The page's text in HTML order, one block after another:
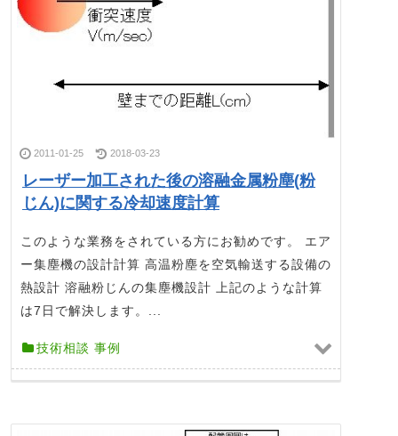
2011-01-25 2018-03-23
レーザー加工された後の溶融金属粉塵(粉
じん)に関する冷却速度計算
このような業務をされている方にお勧めです。 エア
ー集塵機の設計計算 高温粉塵を空気輸送する設備の
熱設計 溶融粉じんの集塵機設計 上記のような計算
は7日で解決します。...
技術相談 事例